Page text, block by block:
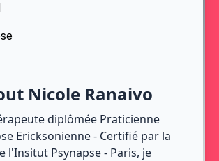
Nicole Ranaivo
diplômée Praticienne
Ericksonienne - Certifié par la
l'Insitut Psynapse - Paris, je